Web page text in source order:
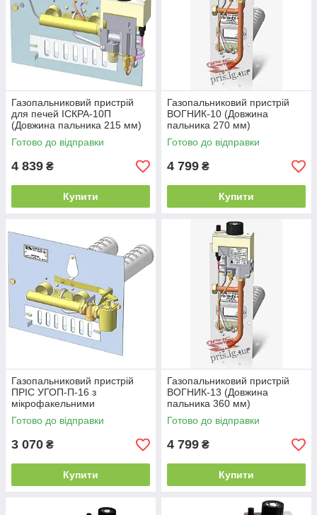
Газопальниковий пристрій
для печей ІСКРА-10П
(Довжина пальника 215 мм)
Готово до відправки
4 839 ₴
Купити
Газопальниковий пристрій
ВОГНИК-10 (Довжина
пальника 270 мм)
Готово до відправки
4 799 ₴
Купити
Газопальниковий пристрій
ПРІС УГОП-П-16 з
мікрофакельними
пальниками (Довжина
пальника 250 мм)
Готово до відправки
3 070 ₴
Купити
Газопальниковий пристрій
ВОГНИК-13 (Довжина
пальника 360 мм)
Готово до відправки
4 799 ₴
Купити